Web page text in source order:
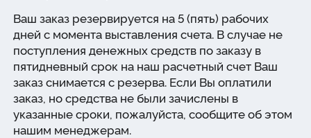
Ваш заказ резервируется на 5 (пять) рабочих
дней с момента выставления счета. В случае не
поступления денежных средств по заказу в
пятидневный срок на наш расчетный счет Ваш
заказ снимается с резерва. Если Вы оплатили
заказ, но средства не были зачислены в
указанные сроки, пожалуйста, сообщите об этом
нашим менеджерам.